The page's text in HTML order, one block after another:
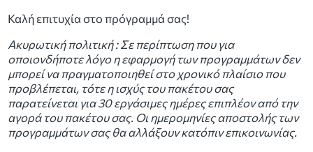
Καλή επιτυχία στο πρόγραμμά σας!
Ακυρωτική πολιτική : Σε περίπτωση που για
οποιονδήποτε λόγο η εφαρμογή των προγραμμάτων δεν
μπορεί να πραγματοποιηθεί στο χρονικό πλαίσιο που
προβλέπεται, τότε η ισχύς του πακέτου σας
παρατείνεται για 30 εργάσιμες ημέρες επιπλέον από την
αγορά του πακέτου σας. Οι ημερομηνίες αποστολής των
προγραμμάτων σας θα αλλάξουν κατόπιν επικοινωνίας.